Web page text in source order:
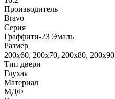
Производитель
Bravo
Серия
Граффити-23 Эмаль
Размер
200х60, 200х70, 200х80, 200х90
Тип двери
Глухая
Материал
МДФ